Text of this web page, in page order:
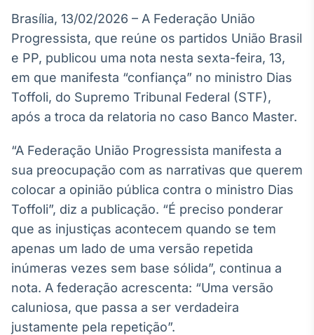
no Brasil
Broadcast
White Label
Plataforma para
personalizados
e Conteúdos
Broadcast
OTC
Plataforma para
ativos
Datafeed
APIs para
integração de
Brasília, 13/02/2026 – A Federação União
Progressista, que reúne os partidos União Brasil
e PP, publicou uma nota nesta sexta-feira, 13,
em que manifesta “confiança” no ministro Dias
Toffoli, do Supremo Tribunal Federal (STF),
após a troca da relatoria no caso Banco Master.
“A Federação União Progressista manifesta a
sua preocupação com as narrativas que querem
colocar a opinião pública contra o ministro Dias
Toffoli”, diz a publicação. “É preciso ponderar
que as injustiças acontecem quando se tem
apenas um lado de uma versão repetida
inúmeras vezes sem base sólida”, continua a
nota. A federação acrescenta: “Uma versão
caluniosa, que passa a ser verdadeira
justamente pela repetição”.